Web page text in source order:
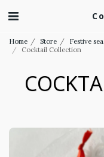
Home Store Festive
Cocktail Collection